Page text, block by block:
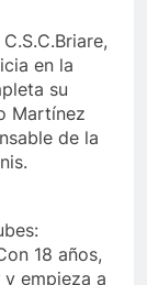
en la
su
Martínez
de la
18 años,
empieza a